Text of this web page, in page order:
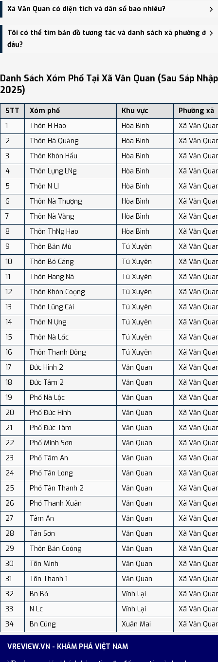
Trụ sở hành chính mới của Xã Văn Quan đặt tại Trụ sở Đảng ủy,
HĐND, UBND thị trấn Văn Quan - trung tâm khu vực thuận tiện
giao thông.
Xã Văn Quan có diện tích và dân số bao nhiêu?
Xã Văn Quan có Diện tích: 87.57 km², Dân số: 9,955 người, Mật độ
dân số: Khoảng 113.68 người/km²
Tôi có thể tìm bản đồ tương tác và danh sách xã phường ở
đâu?
địa điểm tại: VReview.vn - Nền tảng review địa điểm, dịch vụ và du
lịch uy tín tại Việt Nam.
Danh Sách Xóm Phố Tại Xã Văn Quan (sau Sáp Nhập
2025)
STT Xóm phố Khu vực
Phường xã
1
Thôn H Hao Hòa Bình
Xã Văn
2
Thôn Hà Quảng Hòa Bình
Xã Văn
3
Thôn Khòn Hẩu Hòa Bình
Xã Văn
4
Thôn Lựng LNg Hòa Bình
Xã Văn
5
Thôn N LI Hòa Bình
Xã Văn
6
Thôn Nà Thượng Hòa Bình
Xã Văn
7
Thôn Nà Văng Hòa Bình
Xã Văn
8
Thôn ThNg Hao Hòa Bình
Xã Văn
9
Thôn Bản Mù Tú Xuyên
Xã Văn
10
Thôn Bó Cáng Tú Xuyên
Xã Văn
11
Thôn Hang Nà Tú Xuyên
Xã Văn
12
Thôn Khòn Coọng Tú Xuyên
Xã Văn
13
Thôn Lũng Cải Tú Xuyên
Xã Văn
14
Thôn N Ụng Tú Xuyên
Xã Văn
15
Thôn Nà Lốc Tú Xuyên
Xã Văn
16
Thôn Thanh Đông Tú Xuyên
Xã Văn
17
Đức Hinh 2 Văn Quan
Xã Văn
18
Đức Tâm 2 Văn Quan
Xã Văn
19
Phố Nà Lộc Văn Quan
Xã Văn
20
Phố Đức Hinh Văn Quan
Xã Văn
21
Phố Đức Tâm Văn Quan
Xã Văn
22
Phố Minh Sơn Văn Quan
Xã Văn
23
Phố Tâm An Văn Quan
Xã Văn
24
Phố Tân Long Văn Quan
Xã Văn
25
Phố Tân Thanh 2 Văn Quan
Xã Văn
26
Phố Thanh Xuân Văn Quan
Xã Văn
27
Tâm An Văn Quan
Xã Văn
28
Tân Sơn Văn Quan
Xã Văn
29
Thôn Bản Coóng Văn Quan
Xã Văn
30
Tõn Minh Văn Quan
Xã Văn
31
Tõn Thanh 1 Văn Quan
Xã Văn
32
Bn Bỏ Vĩnh Lại
Xã Văn
33
N Lc Vĩnh Lại
Xã Văn
34
Bn Cúng Xuân Mai Xã Văn
VREVIEW.VN - KHÁM PHÁ VIỆT NAM